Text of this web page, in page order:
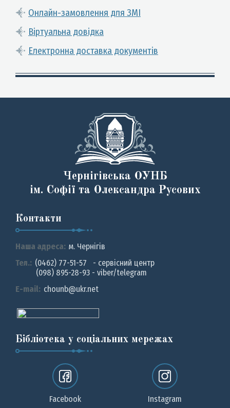
Онлайн-замовлення для ЗМІ
Віртуальна довідка
Електронна доставка документів
Чернігівська ОУНБ
ім. Софії та Олександра Русових
Контакти
Наша адреса: м. Чернiгiв
Тел.: (0462) 77-51-57 - сервісний центр
(098) 895-28-93 - viber/telegram
E-mail: chounb@ukr.net
Бібліотека у соціальних мережах
Facebook Instagram